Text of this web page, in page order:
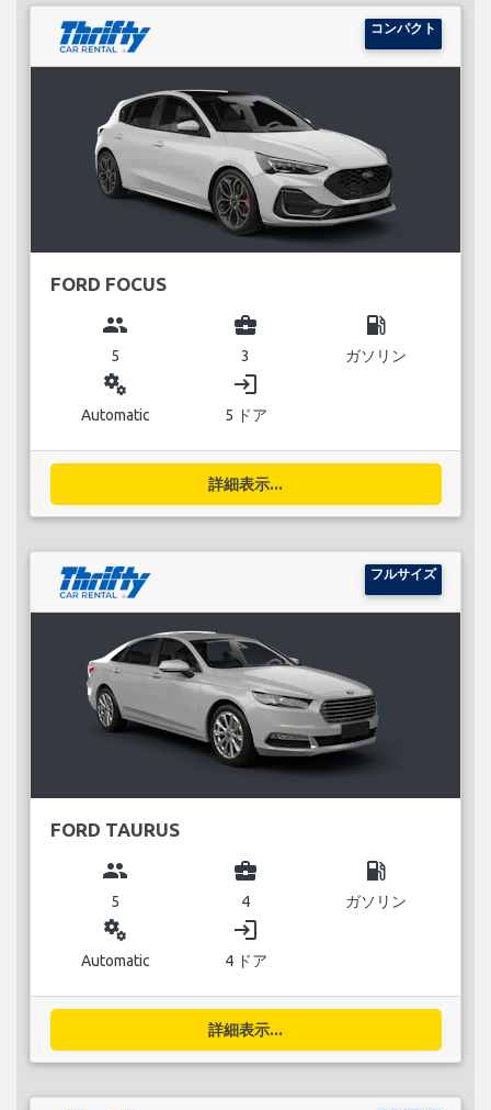
コンパクト
FORD FOCUS
group
5
business_center
3
local_gas_station
ガソリン
miscellaneous_services
Automatic
login
5 ドア
詳細表示...
フルサイズ
FORD TAURUS
group
5
business_center
4
local_gas_station
ガソリン
miscellaneous_services
Automatic
login
4 ドア
詳細表示...